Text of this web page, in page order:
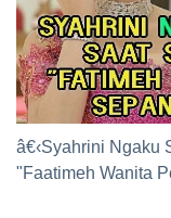
â€‹Syahrini Ngaku
"Faatimeh Wanita